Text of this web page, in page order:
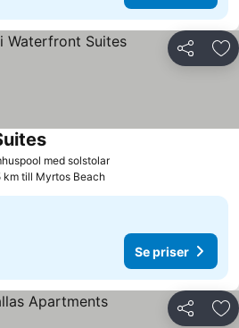
Dela
med solstolarSe priser
Se priser
km till Myrtos Beach
Se priser
Dela